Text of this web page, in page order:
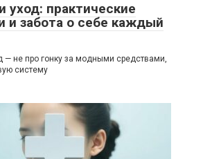
уход: практические
и забота о себе каждый
— не про гонку за модными средствами,
систему